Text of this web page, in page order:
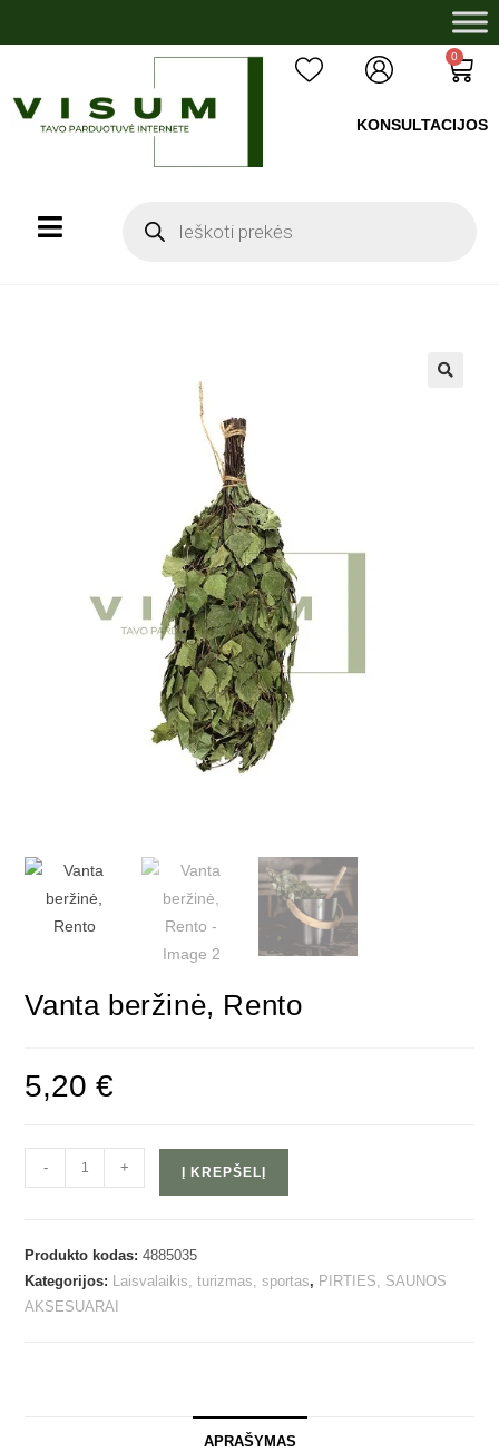
0
KONSULTACIJOS
Vanta beržinė, Rento
5,20€
- + Į KREPŠELĮ
Produkto kodas:4885035
Kategorijos: Laisvalaikis, turizmas, sportas, PIRTIES, SAUNOS
AKSESUARAI
APRAŠYMAS